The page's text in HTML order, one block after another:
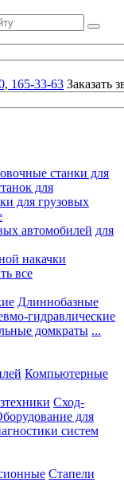
165-33-63 Заказать
станки для
для
для грузовых
автомобилей для
накачки
все
Длиннобазные
гидравлические
домкраты ...
Компьютерные
Сход-
для
систем
Стапели